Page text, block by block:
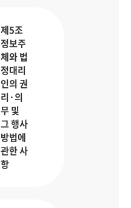
제5조
정보주
체와 법
정대리
인의 권
리·의
무 및
그 행사
방법에
관한 사
항